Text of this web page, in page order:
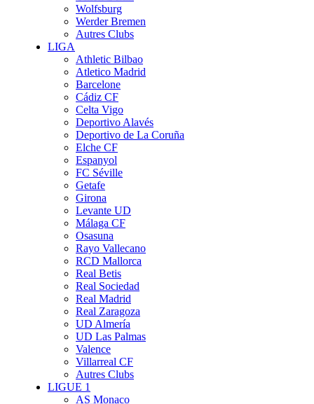
Wolfsburg
Werder Bremen
Autres Clubs
LIGA
Athletic Bilbao
Atletico Madrid
Barcelone
Cádiz CF
Celta Vigo
Deportivo Alavés
Deportivo de La Coruña
Elche CF
Espanyol
FC Séville
Getafe
Girona
Levante UD
Málaga CF
Osasuna
Rayo Vallecano
RCD Mallorca
Real Betis
Real Sociedad
Real Madrid
Real Zaragoza
UD Almería
UD Las Palmas
Valence
Villarreal CF
Autres Clubs
LIGUE 1
AS Monaco